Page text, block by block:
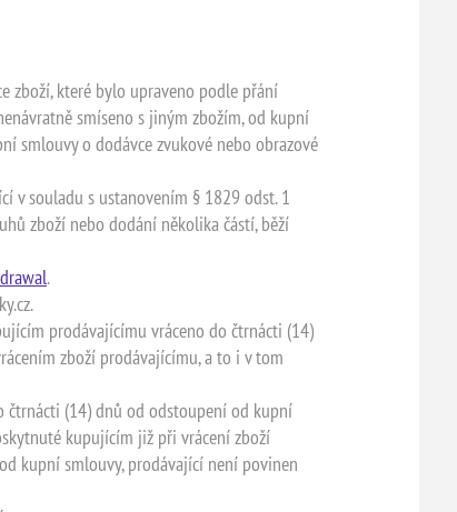
zboží, které bylo upraveno podle přání
smíseno s jiným zbožím, od kupní
smlouvy o dodávce zvukové nebo obrazové
v souladu s ustanovením § 1829 odst. 1
zboží nebo dodání několika částí, běží
.
prodávajícímu vráceno do čtrnácti (14)
zboží prodávajícímu, a to i v tom
čtrnácti (14) dnů od odstoupení od kupní
kupujícím již při vrácení zboží
kupní smlouvy, prodávající není povinen